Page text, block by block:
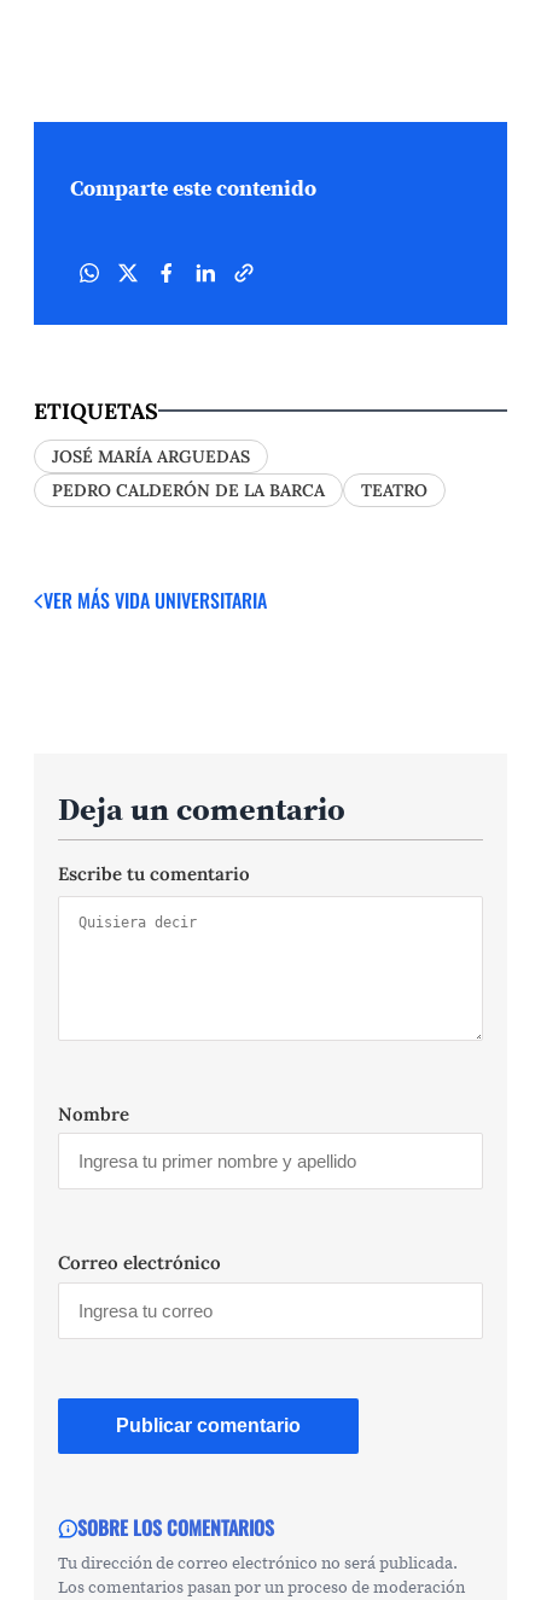
Comparte este contenido
ETIQUETAS
JOSÉ MARÍA ARGUEDAS
PEDRO CALDERÓN DE LA BARCA
TEATRO
VER MÁSVIDA UNIVERSITARIA
Deja un comentario
Escribe tu comentario
Nombre
Correo electrónico
SOBRE LOS COMENTARIOS
Tu dirección de correo electrónico no será publicada.
Los comentarios pasan por un proceso de moderación